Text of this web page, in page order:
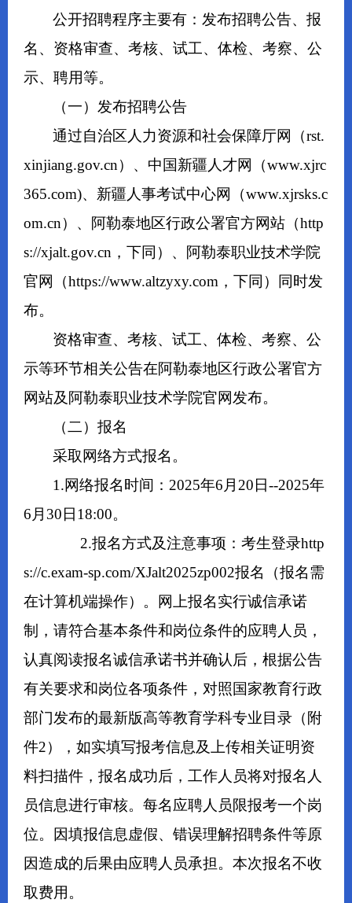
公开招聘程序主要有：发布招聘公告、报
名、资格审查、考核、试工、体检、考察、公
示、聘用等。
（一）发布招聘公告
通过自治区人力资源和社会保障厅网（rst.
xinjiang.gov.cn）、中国新疆人才网（www.xjrc
365.com)、新疆人事考试中心网（www.xjrsks.c
om.cn）、阿勒泰地区行政公署官方网站（http
s://xjalt.gov.cn，下同）、阿勒泰职业技术学院
官网（https://www.altzyxy.com，下同）同时发
布。
资格审查、考核、试工、体检、考察、公
示等环节相关公告在阿勒泰地区行政公署官方
网站及阿勒泰职业技术学院官网发布。
（二）报名
采取网络方式报名。
1.网络报名时间：2025年6月20日--2025年
6月30日18:00。
2.报名方式及注意事项：考生登录http
s://c.exam-sp.com/XJalt2025zp002报名（报名需
在计算机端操作）。网上报名实行诚信承诺
制，请符合基本条件和岗位条件的应聘人员，
认真阅读报名诚信承诺书并确认后，根据公告
有关要求和岗位各项条件，对照国家教育行政
部门发布的最新版高等教育学科专业目录（附
件2），如实填写报考信息及上传相关证明资
料扫描件，报名成功后，工作人员将对报名人
员信息进行审核。每名应聘人员限报考一个岗
位。因填报信息虚假、错误理解招聘条件等原
因造成的后果由应聘人员承担。本次报名不收
取费用。